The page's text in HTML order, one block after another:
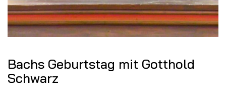
Bachs Geburtstag mit Gotthold
Schwarz